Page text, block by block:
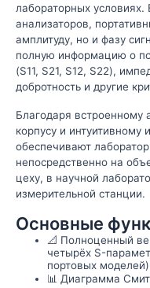
лабораторных условиях.
анализаторов,
амплитуду, но и фазу
полную информацию о
(S11, S21, S12, S22),
добротность и другие
Благодаря встроенному
корпусу и интуитивному
обеспечивают
непосредственно на
цеху, в научной
измерительной станции.
Основные
📐 Полноценный
четырёх S-
портовых моделей)
📊 Диаграмма